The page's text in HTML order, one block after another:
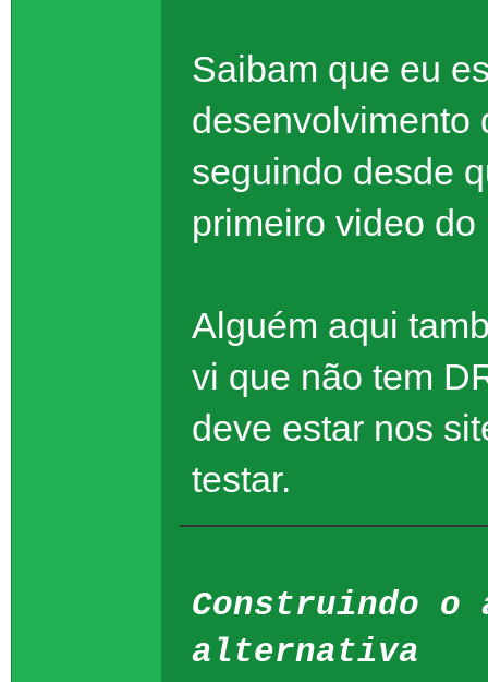
Saibam que eu
desenvolvimento
seguindo desde
primeiro video
Alguém aqui
vi que não tem
deve estar nos
testar.
Construindo o
alternativa